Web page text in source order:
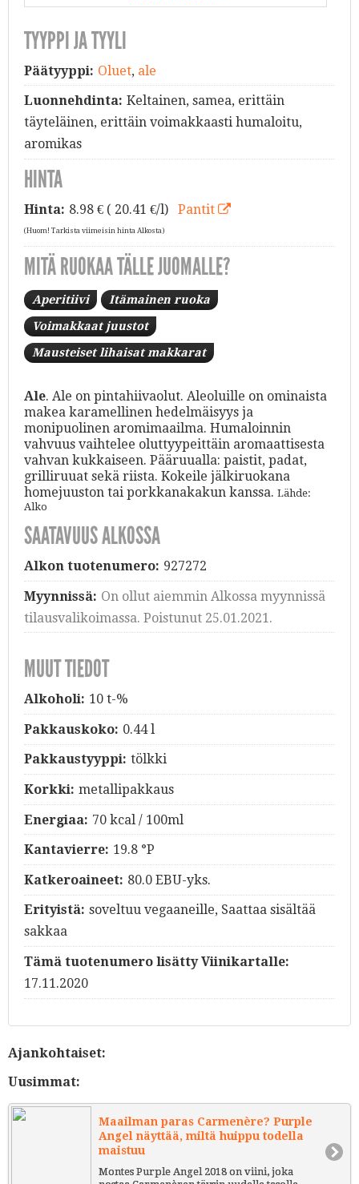
TYYPPI JA TYYLI
Päätyyppi: Oluet, ale
Luonnehdinta: Keltainen, samea, erittäin
täyteläinen, erittäin voimakkaasti humaloitu,
aromikas
HINTA
Hinta: 8.98€ ( 20.41 €/l) Pantit
(Huom! Tarkista viimeisin hinta Alkosta)
MITÄ RUOKAA TÄLLE JUOMALLE?
Aperitiivi Itämainen ruoka
Voimakkaat juustot
Mausteiset lihaisat makkarat
Ale. Ale on pintahiivaolut. Aleoluille on ominaista
makea karamellinen hedelmäisyys ja
monipuolinen aromimaailma. Humaloinnin
vahvuus vaihtelee oluttyypeittäin aromaattisesta
vahvan kukkaiseen. Pääruualla: paistit, padat,
grilliruuat sekä riista. Kokeile jälkiruokana
homejuuston tai porkkanakakun kanssa. Lähde:
Alko
SAATAVUUS ALKOSSA
Alkon tuotenumero: 927272
Myynnissä: On ollut aiemmin Alkossa myynnissä
tilausvalikoimassa. Poistunut 25.01.2021.
MUUT TIEDOT
Alkoholi: 10 t-%
Pakkauskoko: 0.44 l
Pakkaustyyppi: tölkki
Korkki: metallipakkaus
Energiaa: 70 kcal / 100ml
Kantavierre: 19.8 °P
Katkeroaineet: 80.0 EBU-yks.
Erityistä: soveltuu vegaaneille, Saattaa sisältää
sakkaa
Tämä tuotenumero lisätty Viinikartalle:
17.11.2020
Ajankohtaiset:
Uusimmat:
Maailman paras Carmenère? Purple
Angel näyttää, miltä huippu todella
maistuu
Montes Purple Angel 2018 on viini, joka